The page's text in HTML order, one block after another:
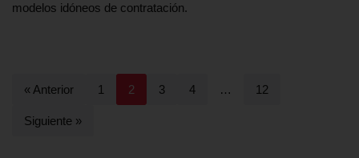
modelos idóneos de contratación.
« Anterior 1 2 3 4 … 12
Siguiente »